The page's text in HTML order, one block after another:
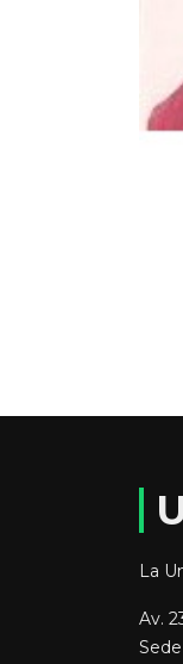
La
Av.